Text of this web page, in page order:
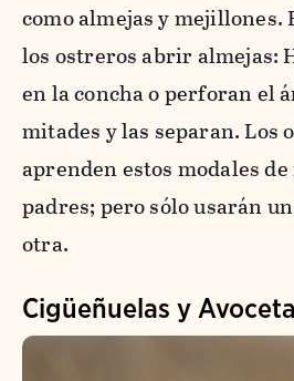
como almejas y mejillones.
los ostreros abrir almejas:
en la concha o perforan el
mitades y las separan. Los
aprenden estos modales de
padres; pero sólo usarán
otra.
Cigüeñuelas y